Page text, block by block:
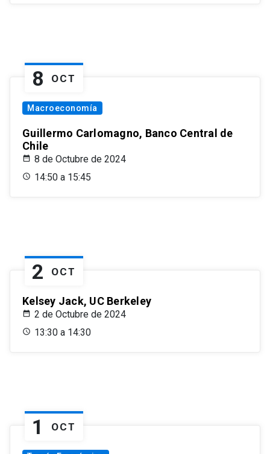
8 OCT
Macroeconomía
Guillermo Carlomagno, Banco Central de
Chile
8 de Octubre de 2024
14:50 a 15:45
2 OCT
Kelsey Jack, UC Berkeley
2 de Octubre de 2024
13:30 a 14:30
1 OCT